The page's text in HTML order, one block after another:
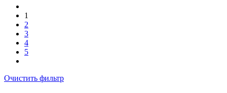
1
2
3
4
5
Очистить фильтр